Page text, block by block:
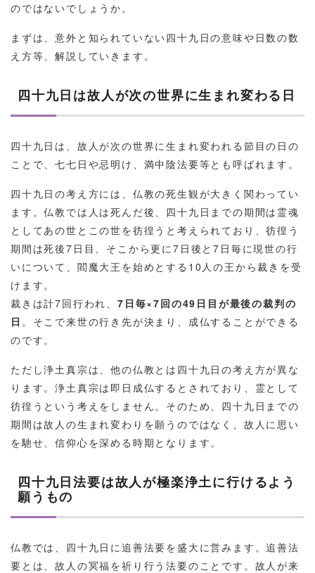
のではないでしょうか。
まずは、意外と知られていない四十九日の意味や日数の数
え方等、解説していきます。
四十九日は故人が次の世界に生まれ変わる日
四十九日は、故人が次の世界に生まれ変われる節目の日の
ことで、七七日や忌明け、満中陰法要等とも呼ばれます。
四十九日の考え方には、仏教の死生観が大きく関わってい
ます。仏教では人は死んだ後、四十九日までの期間は霊魂
としてあの世とこの世を彷徨うと考えられており、彷徨う
期間は死後7日目、そこから更に7日後と7日毎に現世の行
いについて、閻魔大王を始めとする10人の王から裁きを受
けます。
裁きは計7回行われ、 7日毎×7回の49日目が最後の裁判の
日 。そこで来世の行き先が決まり、成仏することができる
のです。
ただし浄土真宗は、他の仏教とは四十九日の考え方が異な
ります。浄土真宗は即日成仏するとされており、霊として
彷徨うという考えをしません。そのため、四十九日までの
期間は故人の生まれ変わりを願うのではなく、故人に思い
を馳せ、信仰心を深める時期となります。
四十九日法要は故人が極楽浄土に行けるよう
願うもの
仏教では、四十九日に追善法要を盛大に営みます。追善法
要とは、故人の冥福を祈り行う法要のことです。故人が来